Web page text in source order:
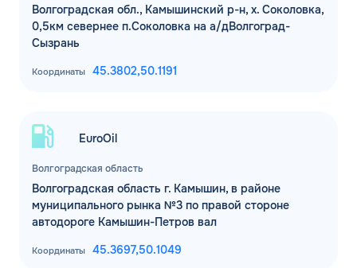
Волгоградская обл., Камышинский р-н, х. Соколовка,
0,5км севернее п.Соколовка на а/дВолгоград-
Сызрань
Координаты 45.3802,50.1191
Волгоградская область
EuroOil
Волгоградская область г. Камышин, в районе
муниципального рынка №3 по правой стороне
автодороге Камышин-Петров вал
Координаты 45.3697,50.1049